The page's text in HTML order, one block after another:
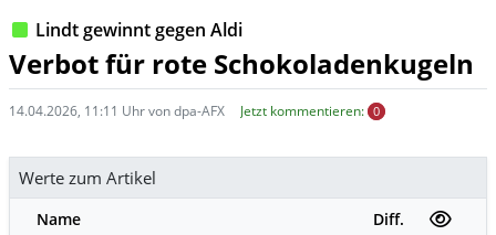
Lindt gewinnt gegen Aldi
Verbot für rote Schokoladenkugeln
14.04.2026, 11:11 Uhr von dpa-AFX Jetzt kommentieren: 0
Werte zum Artikel
Name
Diff.